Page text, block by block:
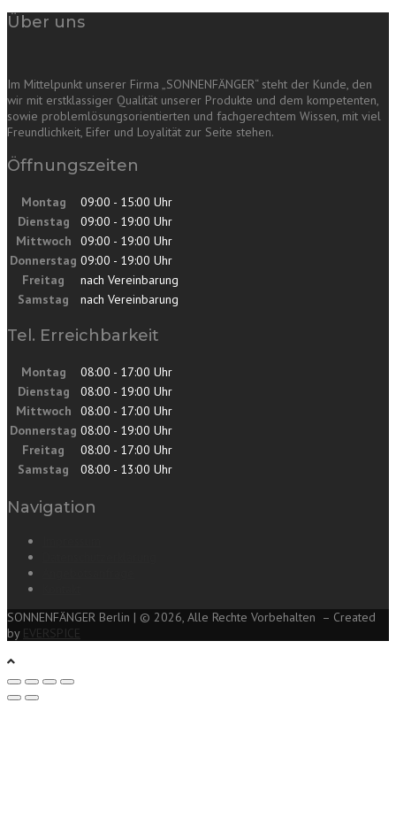
Über uns
Im Mittelpunkt unserer Firma „SONNENFÄNGER“ steht der Kunde, den
wir mit erstklassiger Qualität unserer Produkte und dem kompetenten,
sowie problemlösungsorientierten und fachgerechtem Wissen, mit viel
Freundlichkeit, Eifer und Loyalität zur Seite stehen.
Öffnungszeiten
Montag
09:00 - 15:00 Uhr
Dienstag
09:00 - 19:00 Uhr
Mittwoch
09:00 - 19:00 Uhr
Donnerstag 09:00 - 19:00 Uhr
Freitag
nach Vereinbarung
Samstag
nach Vereinbarung
Tel. Erreichbarkeit
Montag
08:00 - 17:00 Uhr
Dienstag
08:00 - 19:00 Uhr
Mittwoch
08:00 - 17:00 Uhr
Donnerstag 08:00 - 19:00 Uhr
Freitag
08:00 - 17:00 Uhr
Samstag
08:00 - 13:00 Uhr
Navigation
SONNENFÄNGER Berlin | © 2026, Alle Rechte Vorbehalten – Created
by EVERSPICE